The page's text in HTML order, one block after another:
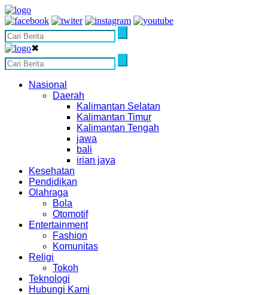
✖
Nasional
Daerah
Kalimantan Selatan
Kalimantan Timur
Kalimantan Tengah
jawa
bali
irian jaya
Kesehatan
Pendidikan
Olahraga
Bola
Otomotif
Entertainment
Fashion
Komunitas
Religi
Tokoh
Teknologi
Hubungi Kami